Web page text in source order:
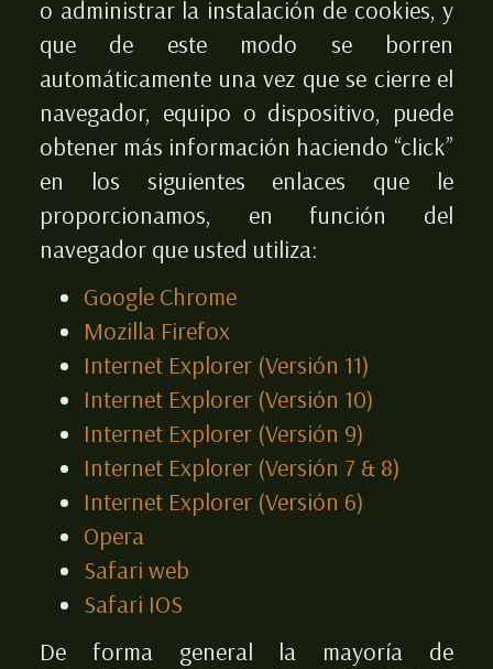
o administrar la instalación de cookies, y
que de este modo se borren
automáticamente una vez que se cierre el
navegador, equipo o dispositivo, puede
obtener más información haciendo “click”
en los siguientes enlaces que le
proporcionamos, en función del
navegador que usted utiliza:
Google Chrome
Mozilla Firefox
Internet Explorer (Versión 11)
Internet Explorer (Versión 10)
Internet Explorer (Versión 9)
Internet Explorer (Versión 7 & 8)
Internet Explorer (Versión 6)
Opera
Safari web
Safari IOS
De forma general la mayoría de